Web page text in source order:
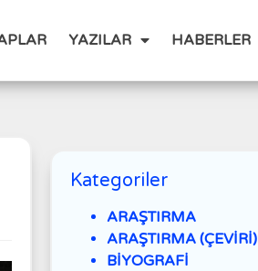
YAZILAR HABERLER
Kategoriler
ARAŞTIRMA
ARAŞTIRMA (ÇEVİRİ)
BİYOGRAFİ